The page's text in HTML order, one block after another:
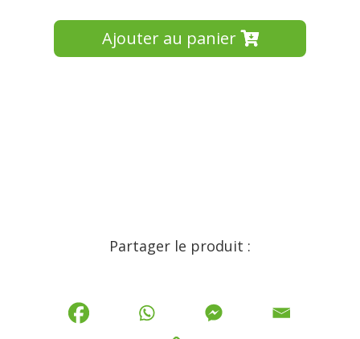
Ajouter au panier
Partager le produit :